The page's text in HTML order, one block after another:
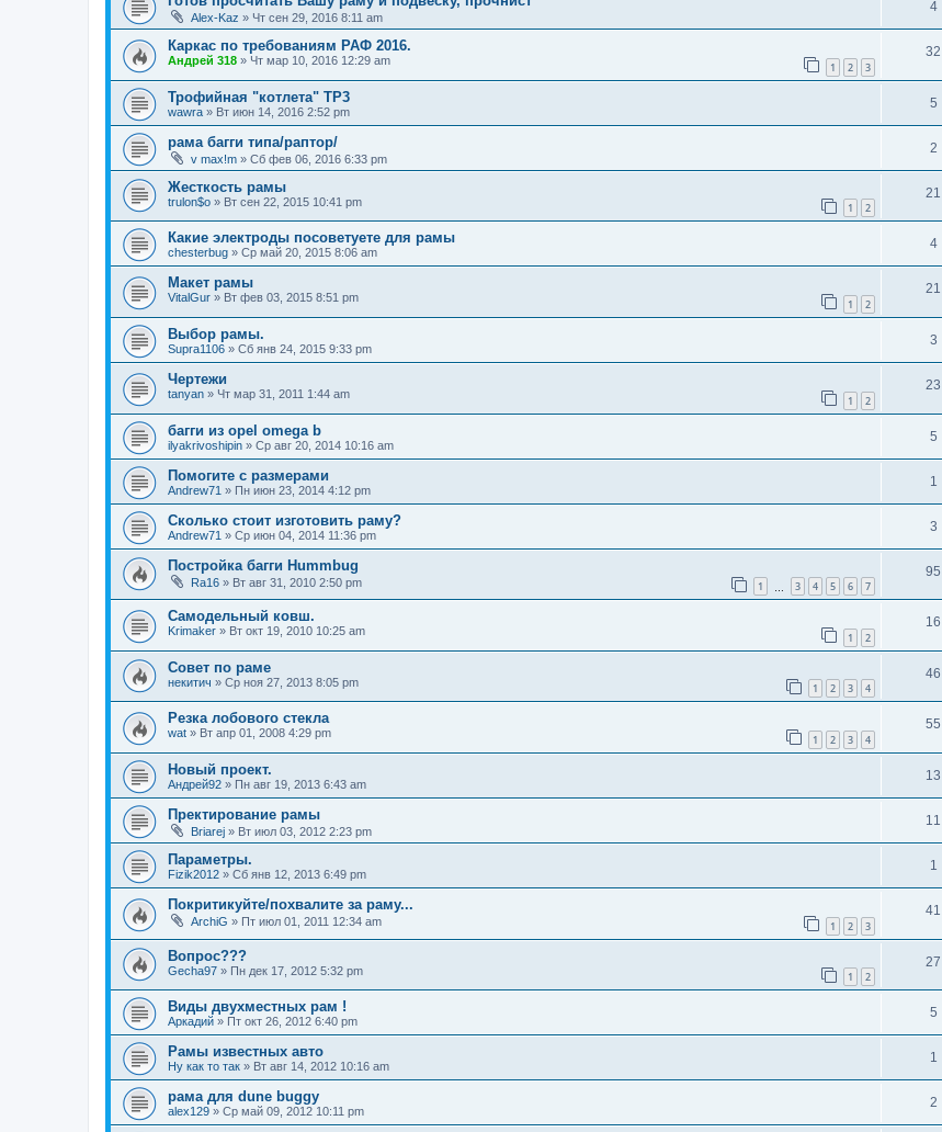
Alex-Kaz » Чт сен 29, 2016 8:11 am
4
Каркас по требованиям РАФ 2016.
Андрей 318 » Чт мар 10, 2016 12:29 am 1 2 3
32
Трофийная "котлета" ТР3
wawra » Вт июн 14, 2016 2:52 pm
5
рама багги типа/раптор/
v max!m » Сб фев 06, 2016 6:33 pm
2
Жесткость рамы
trulon$o » Вт сен 22, 2015 10:41 pm 1 2
21
Какие электроды посоветуете для рамы
chesterbug » Ср май 20, 2015 8:06 am
4
Макет рамы
VitalGur » Вт фев 03, 2015 8:51 pm 1 2
21
Выбор рамы.
Supra1106 » Сб янв 24, 2015 9:33 pm
3
Чертежи
tanyan » Чт мар 31, 2011 1:44 am 1 2
23
багги из opel omega b
ilyakrivoshipin » Ср авг 20, 2014 10:16 am
5
Помогите с размерами
Andrew71 » Пн июн 23, 2014 4:12 pm
1
Сколько стоит изготовить раму?
Andrew71 » Ср июн 04, 2014 11:36 pm
3
Постройка багги Hummbug
Ra16 » Вт авг 31, 2010 2:50 pm 1 3 4 5 6 7
95
Самодельный ковш.
Krimaker » Вт окт 19, 2010 10:25 am 1 2
16
Совет по раме
некитич » Ср ноя 27, 2013 8:05 pm 1 2 3 4
46
Резка лобового стекла
wat » Вт апр 01, 2008 4:29 pm 1 2 3 4
55
Новый проект.
Андрей92 » Пн авг 19, 2013 6:43 am
13
Пректирование рамы
Briarej » Вт июл 03, 2012 2:23 pm
11
Параметры.
Fizik2012 » Сб янв 12, 2013 6:49 pm
1
Покритикуйте/похвалите за раму...
ArchiG » Пт июл 01, 2011 12:34 am 1 2 3
41
Вопрос???
Gecha97 » Пн дек 17, 2012 5:32 pm 1 2
27
Виды двухместных рам !
Аркадий » Пт окт 26, 2012 6:40 pm
5
Рамы известных авто
Ну как то так » Вт авг 14, 2012 10:16 am
1
рама для dune buggy
alex129 » Ср май 09, 2012 10:11 pm
2